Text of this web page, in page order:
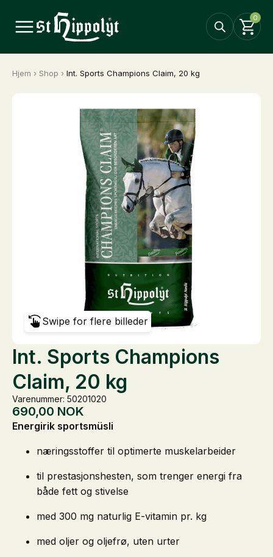
0
Hjem › Shop › Int. Sports Champions Claim, 20 kg
Swipe for flere billeder
Int. Sports Champions
Claim, 20 kg
Varenummer: 50201020
690,00 NOK
Energirik sportsmüsli
næringsstoffer til optimerte muskelarbeider
til prestasjonshesten, som trenger energi fra
både fett og stivelse
med 300 mg naturlig E-vitamin pr. kg
med oljer og oljefrø, uten urter